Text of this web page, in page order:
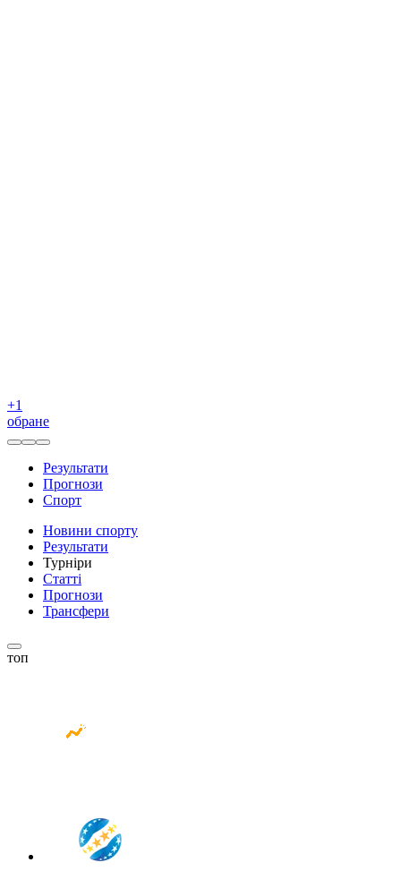
+1
обране
Результати
Прогнози
Спорт
Новини спорту
Результати
Турніри
Статті
Прогнози
Трансфери
топ